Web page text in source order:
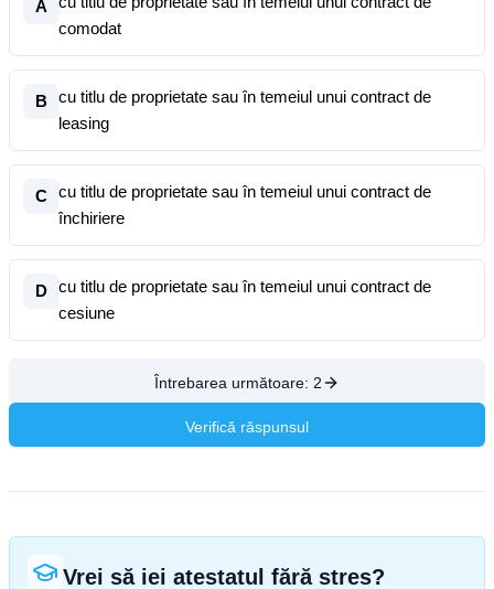
A
comodat
B
cu titlu de proprietate sau în temeiul unui contract de
leasing
C
cu titlu de proprietate sau în temeiul unui contract de
închiriere
D
cu titlu de proprietate sau în temeiul unui contract de
cesiune
Întrebarea următoare: 2
Verifică răspunsul
Vrei să iei atestatul fără stres?